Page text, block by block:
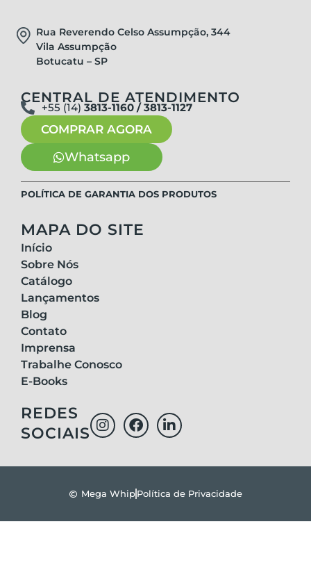
Rua Reverendo Celso Assumpção, 344
Vila Assumpção
Botucatu – SP
CENTRAL DE ATENDIMENTO
+55 (14) 3813-1160 / 3813-1127
COMPRAR AGORA
Whatsapp
POLÍTICA DE GARANTIA DOS PRODUTOS
MAPA DO SITE
Início
Sobre Nós
Catálogo
Lançamentos
Blog
Contato
Imprensa
Trabalhe Conosco
E-Books
REDES
SOCIAIS
Mega WhipPolítica de Privacidade